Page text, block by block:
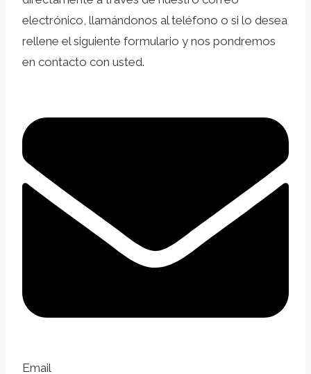
electrónico, llamándonos al teléfono o si lo desea
rellene el siguiente formulario y nos pondremos
en contacto con usted.
Email